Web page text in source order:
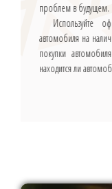
проблем в будущем.
Используйте
автомобиля на
покупки
находится ли